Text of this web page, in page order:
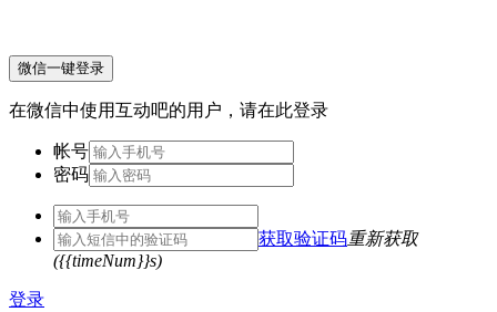
微信一键登录
在微信中使用互动吧的用户，请在此登录
帐号
密码
获取验证码重新获取
({{timeNum}}s)
登录